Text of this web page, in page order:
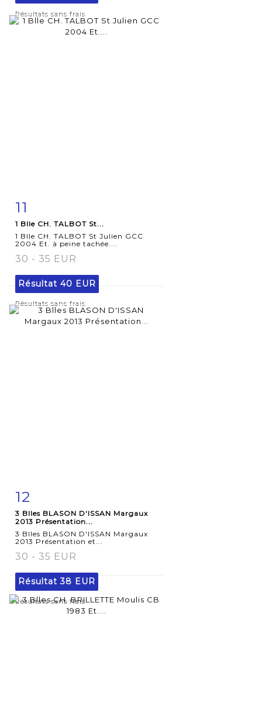
Résultats sans frais
11
1 Blle CH. TALBOT St...
1 Blle CH. TALBOT St Julien GCC
2004 Et. à peine tachée....
30 - 35 EUR
Résultat 40 EUR
Résultats sans frais
détaillée
12
3 Blles BLASON D'ISSAN Margaux
2013 Présentation...
3 Blles BLASON D'ISSAN Margaux
2013 Présentation et...
30 - 35 EUR
Résultat38 EUR
Résultats sans frais